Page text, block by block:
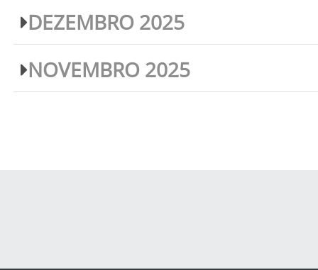
DEZEMBRO 2025
NOVEMBRO 2025